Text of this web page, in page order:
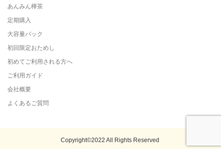
あんみん樺茶
定期購入
大容量パック
初回限定おためし
初めてご利用される方へ
ご利用ガイド
会社概要
よくあるご質問
Copyright©2022 All Rights Reserved